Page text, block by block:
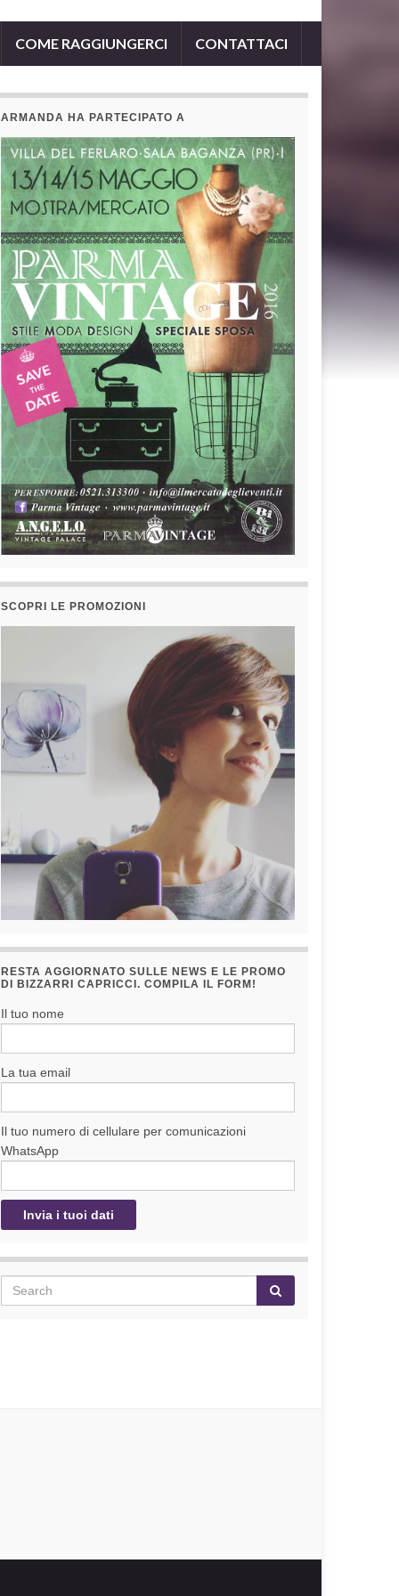
COME RAGGIUNGERCI CONTATTACI
ARMANDA HA PARTECIPATO A
SCOPRI LE PROMOZIONI
RESTA AGGIORNATO SULLE NEWS E LE PROMO
DI BIZZARRI CAPRICCI. COMPILA IL FORM!
Il tuo nome
La tua email
Il tuo numero di cellulare per comunicazioni
WhatsApp